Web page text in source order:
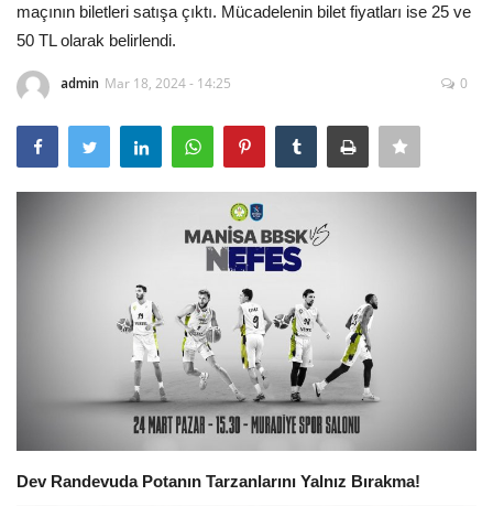
Ekonomi
Eğitim
Magazin
Spor
Güncel
maçının biletleri satışa çıktı. Mücadelenin bilet fiyatları ise 25 ve
50 TL olarak belirlendi.
admin Mar 18, 2024 - 14:25 0
Dev Randevuda Potanın Tarzanlarını Yalnız Bırakma!